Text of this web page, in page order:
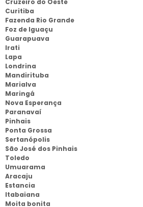
Cruzeiro do Oeste
Curitiba
Fazenda Rio Grande
Foz de Iguaçu
Guarapuava
Irati
Lapa
Londrina
Mandirituba
Marialva
Maringá
Nova Esperança
Paranavaí
Pinhais
Ponta Grossa
Sertanópolis
São José dos Pinhais
Toledo
Umuarama
Aracaju
Estancia
Itabaiana
Moita bonita